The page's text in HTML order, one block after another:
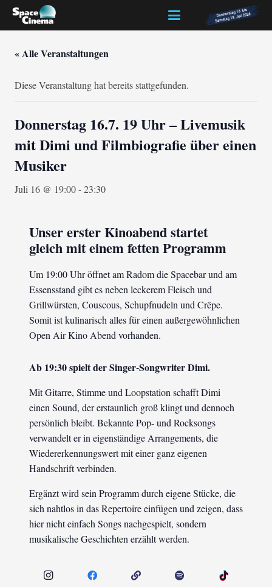
« Alle Veranstaltungen
Diese Veranstaltung hat bereits stattgefunden.
Donnerstag 16.7. 19 Uhr – Livemusik
mit Dimi und Filmbiografie über einen
Musiker
Juli 16 @ 19:00-23:30
Unser erster Kinoabend startet
gleich mit einem fetten Programm
Um 19:00 Uhr öffnet am Radom die Spacebar und am
Essensstand gibt es neben leckerem Fleisch und
Grillwürsten, Couscous, Schupfnudeln und Crêpe.
Somit ist kulinarisch alles für einen außergewöhnlichen
Open Air Kino Abend vorhanden.
Ab 19:30 spielt der Singer-Songwriter Dimi.
Mit Gitarre, Stimme und Loopstation schafft Dimi
einen Sound, der erstaunlich groß klingt und dennoch
persönlich bleibt. Bekannte Pop- und Rocksongs
verwandelt er in eigenständige Arrangements, die
Wiedererkennungswert mit einer ganz eigenen
Handschrift verbinden.
Ergänzt wird sein Programm durch eigene Stücke, die
sich nahtlos in das Repertoire einfügen und zeigen, dass
hier nicht einfach Songs nachgespielt, sondern
musikalische Geschichten erzählt werden.